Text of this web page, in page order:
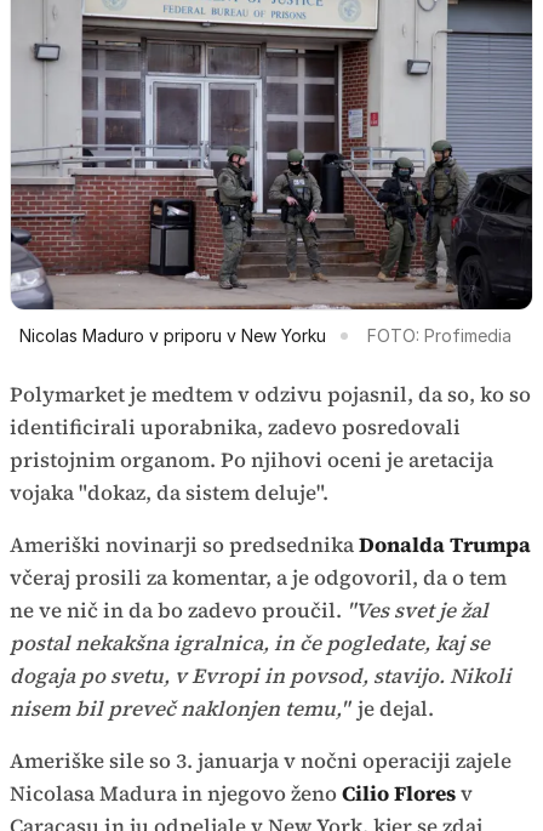
Nicolas Maduro v priporu v New Yorku FOTO: Profimedia
Polymarket je medtem v odzivu pojasnil, da so, ko so
identificirali uporabnika, zadevo posredovali
pristojnim organom. Po njihovi oceni je aretacija
vojaka "dokaz, da sistem deluje".
Ameriški novinarji so predsednikaDonalda Trumpa
včeraj prosili za komentar, a je odgovoril, da o tem
ne ve nič in da bo zadevo proučil. "Ves svet je žal
postal nekakšna igralnica, in če pogledate, kaj se
dogaja po svetu, v Evropi in povsod, stavijo. Nikoli
nisem bil preveč naklonjen temu," je dejal.
Ameriške sile so 3. januarja v nočni operaciji zajele
Nicolasa Madura in njegovo ženoCilio Floresv